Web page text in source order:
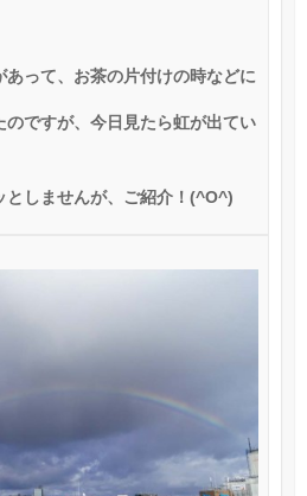
って、お茶の片付けの時などに
のですが、今日見たら虹が出てい
しませんが、ご紹介！ (^O^)